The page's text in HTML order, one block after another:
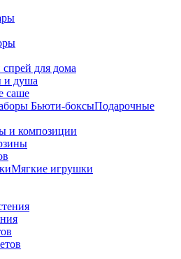
для дома
и душа
саше
Бьюти-боксыПодарочные
и композиции
Мягкие игрушки